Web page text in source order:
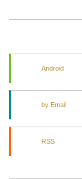
Android
by Email
RSS